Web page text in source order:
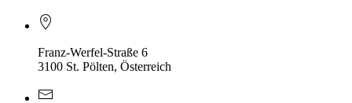
Franz-Werfel-Straße 6
3100 St. Pölten, Österreich